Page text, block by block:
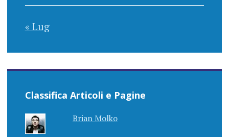
« Lug
Classifica Articoli e Pagine
Brian Molko